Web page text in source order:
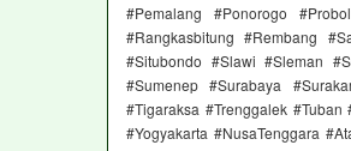
#Pemalang #Ponorogo
#Rangkasbitung #Rembang
#Situbondo #Slawi #Sleman
#Sumenep #Surabaya
#Tigaraksa #Trenggalek
#Yogyakarta #NusaTenggara